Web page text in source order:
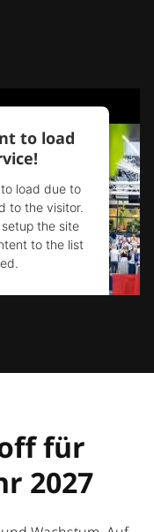
to load
load due to
to the visitor.
the site
to the list
Consent
für
2027